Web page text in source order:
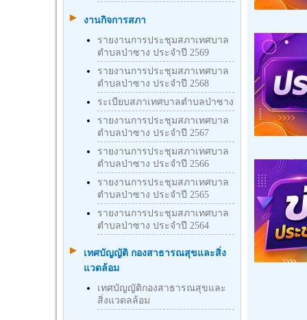
งานกิจการสภา
รายงานการประชุมสภาเทศบาล
ตำบลป่าซาง ประจำปี 2569
รายงานการประชุมสภาเทศบาล
ตำบลป่าซาง ประจำปี 2568
ระเบียบสภาเทศบาลตำบลป่าซาง
รายงานการประชุมสภาเทศบาล
ตำบลป่าซาง ประจำปี 2567
รายงานการประชุมสภาเทศบาล
ตำบลป่าซาง ประจำปี 2566
รายงานการประชุมสภาเทศบาล
ตำบลป่าซาง ประจำปี 2565
รายงานการประชุมสภาเทศบาล
ตำบลป่าซาง ประจำปี 2564
เทศบัญญัติ กองสาธารณสุขและสิ่ง
แวดล้อม
เทศบัญญัติกองสาธารณสุขและ
สิ่งแวดลล้อม